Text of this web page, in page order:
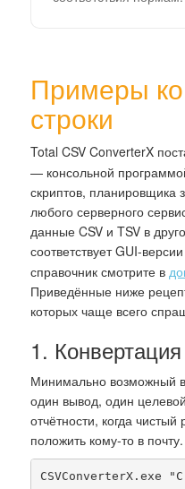
Примеры
строки
Total CSV ConverterX
— консольной
скриптов, планировщика
любого серверного
данные CSV и TSV в
соответствует GUI-версии
справочник смотрите в
Приведённые ниже
которых чаще всего
1.
Минимально возможный
один вывод, один
отчётности, когда
положить кому-то в почту.